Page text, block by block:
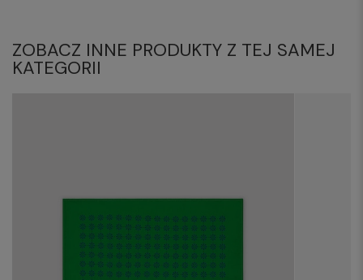
ZOBACZ INNE PRODUKTY Z TEJ SAMEJ
KATEGORII